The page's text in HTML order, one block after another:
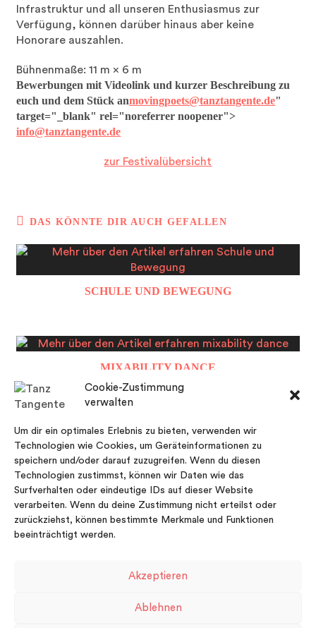
Cookie-Zustimmung
verwalten
Um dir ein optimales Erlebnis zu bieten, verwenden wir
Technologien wie Cookies, um Geräteinformationen zu
speichern und/oder darauf zuzugreifen. Wenn du diesen
Technologien zustimmst, können wir Daten wie das
Surfverhalten oder eindeutige IDs auf dieser Website
verarbeiten. Wenn du deine Zustimmung nicht erteilst oder
zurückziehst, können bestimmte Merkmale und Funktionen
beeinträchtigt werden.
Akzeptieren
Ablehnen
Infrastruktur und all unseren Enthusiasmus zur
Verfügung, können darüber hinaus aber keine
Honorare auszahlen.
Bühnenmaße: 11 m × 6 m
Bewerbungen mit Videolink und kurzer Beschreibung zu
euch und dem Stück anmovingpoets@tanztangente.de"
target="_blank" rel="noreferrer noopener">
info@tanztangente.de
zur Festivalübersicht
DAS KÖNNTE DIR AUCH GEFALLEN
SCHULE UND BEWEGUNG
MIXABILITY DANCE
RESIDENZEN
VIMEO